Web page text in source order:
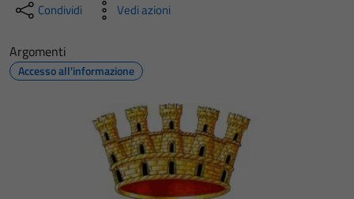
Condividi Vedi azioni
Argomenti
Accesso all'informazione